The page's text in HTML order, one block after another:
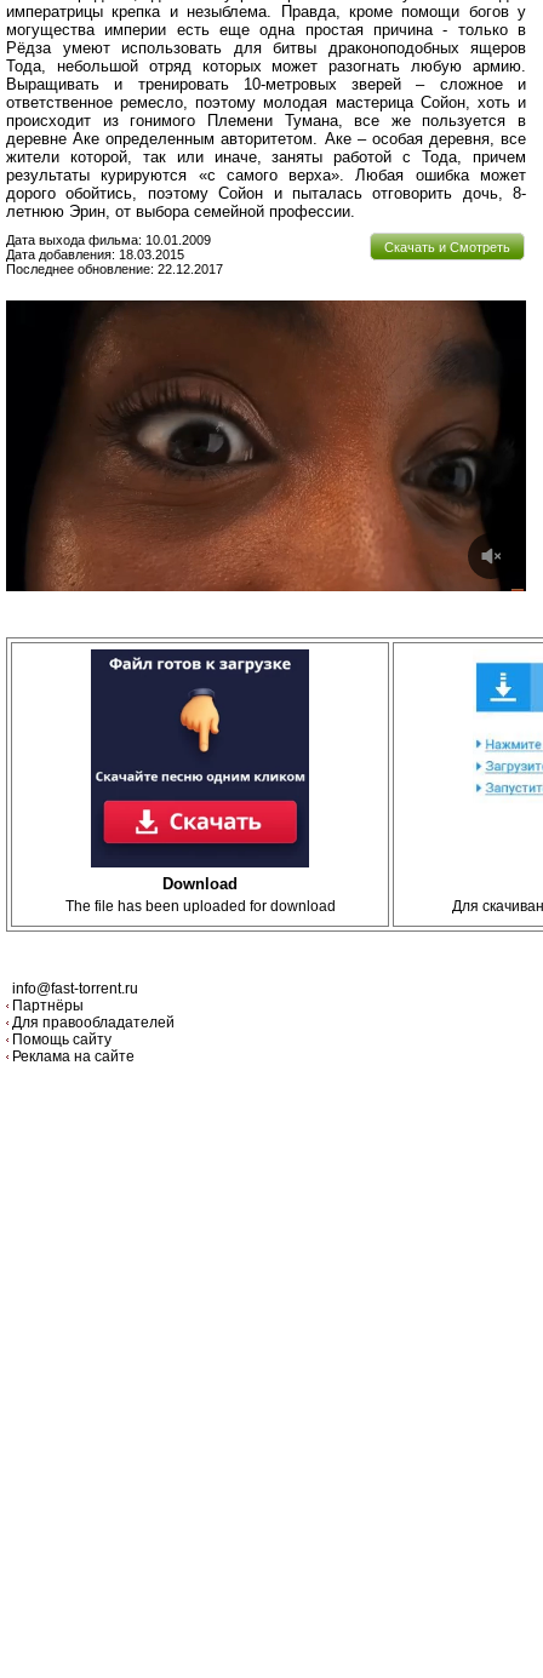
императрицы крепка и незыблема. Правда, кроме помощи богов у
могущества империи есть еще одна простая причина - только в
Рёдза умеют использовать для битвы драконоподобных ящеров
Тода, небольшой отряд которых может разогнать любую армию.
Выращивать и тренировать 10-метровых зверей – сложное и
ответственное ремесло, поэтому молодая мастерица Сойон, хоть и
происходит из гонимого Племени Тумана, все же пользуется в
деревне Аке определенным авторитетом. Аке – особая деревня, все
жители которой, так или иначе, заняты работой с Тода, причем
результаты курируются «с самого верха». Любая ошибка может
дорого обойтись, поэтому Сойон и пыталась отговорить дочь, 8-
летнюю Эрин, от выбора семейной профессии.
Скачать и Смотреть
Дата выхода фильма: 10.01.2009
Дата добавления: 18.03.2015
Последнее обновление: 22.12.2017
Download
The file has been uploaded for download Для
info@fast-torrent.ru
Партнёры
Для правообладателей
Помощь сайту
Реклама на сайте